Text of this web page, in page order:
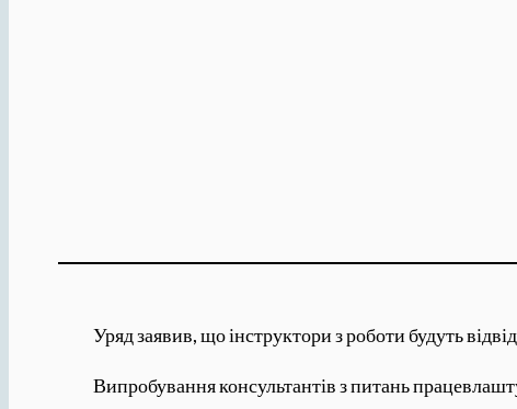
Уряд заявив, що інструктори з роботи будуть
Випробування консультантів з питань